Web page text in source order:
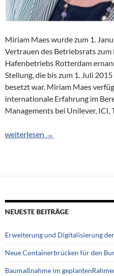
Miriam Maes wurde zum 1.
Vertrauen des Betriebsrats
Hafenbetriebs Rotterdam
Stellung, die bis zum 1. Juli
besetzt war. Miriam Maes
internationale Erfahrung im
Managements bei Unilever, ICI,
Miriam Maes zur Aufsichtsrätin
weiterlesen →
NEUESTE BEITRÄGE
Erweiterung und Digitalisierung
Neue Containerbrücken für den
Baumaßnahme im